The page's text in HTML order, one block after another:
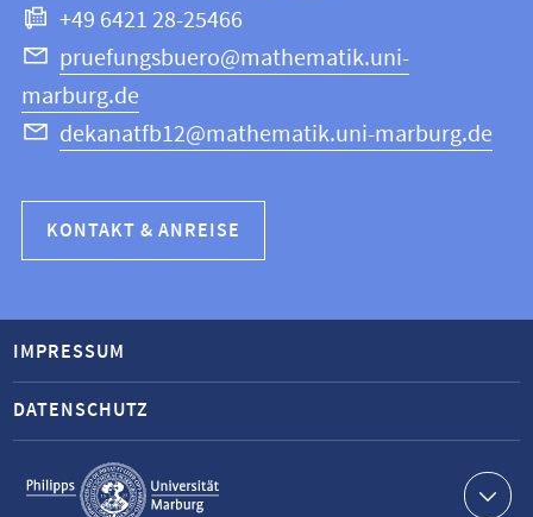
+49 6421 28-25466
pruefungsbuero@mathematik.uni-
marburg.de
dekanatfb12@mathematik.uni-marburg.de
KONTAKT & ANREISE
Service-
Navigation
IMPRESSUM
DATENSCHUTZ